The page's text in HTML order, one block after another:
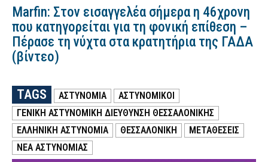
Marfin: Στον εισαγγελέα σήμερα η 46χρονη
που κατηγορείται για τη φονική επίθεση –
Πέρασε τη νύχτα στα κρατητήρια της ΓΑΔΑ
(βίντεο)
TAGS ΑΣΤΥΝΟΜΙΑ
ΑΣΤΥΝΟΜΙΚΟΙ
ΓΕΝΙΚΗ ΑΣΤΥΝΟΜΙΚΗ ΔΙΕΥΘΥΝΣΗ ΘΕΣΣΑΛΟΝΙΚΗΣ
ΕΛΛΗΝΙΚΗ ΑΣΤΥΝΟΜΙΑ
ΘΕΣΣΑΛΟΝΙΚΗ
ΜΕΤΑΘΕΣΕΙΣ
ΝΕΑ ΑΣΤΥΝΟΜΙΑΣ